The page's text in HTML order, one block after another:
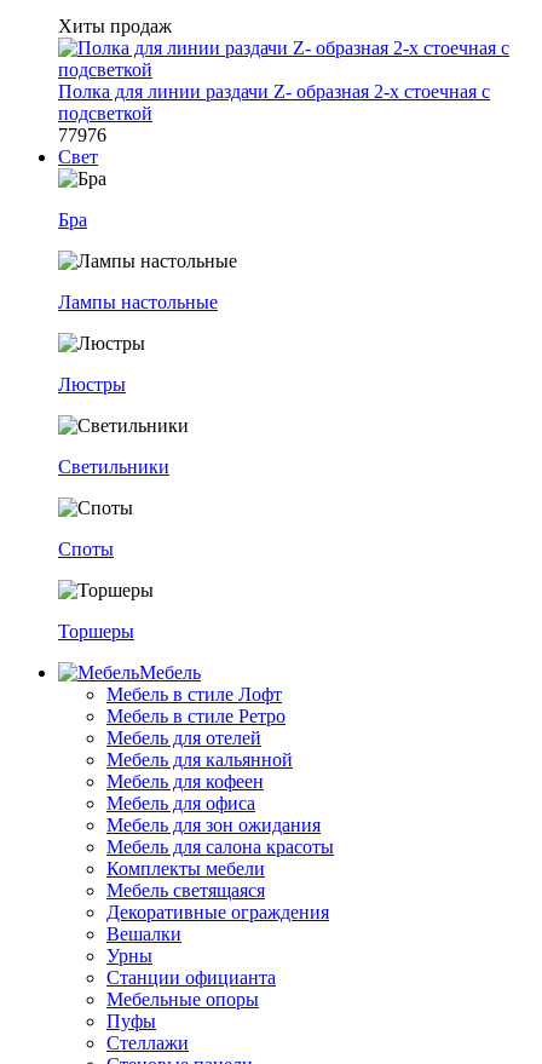
Хиты продаж
Полка для линии раздачи Z- образная 2-х стоечная с
подсветкой
77976
Свет
Бра
Лампы настольные
Люстры
Светильники
Споты
Торшеры
Мебель
Мебель в стиле Лофт
Мебель в стиле Ретро
Мебель для отелей
Мебель для кальянной
Мебель для кофеен
Мебель для офиса
Мебель для зон ожидания
Мебель для салона красоты
Комплекты мебели
Мебель светящаяся
Декоративные ограждения
Вешалки
Урны
Станции официанта
Мебельные опоры
Пуфы
Стеллажи